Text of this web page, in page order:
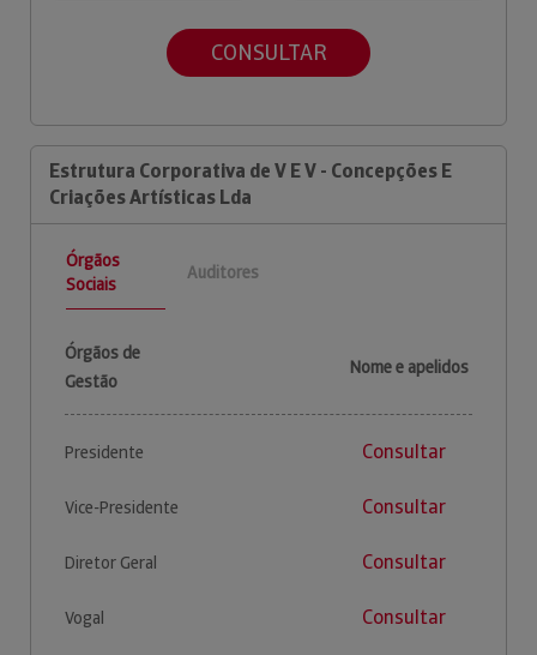
CONSULTAR
Estrutura Corporativa de V E V - Concepções E
Criações Artísticas Lda
Órgãos
Sociais
Auditores
Órgãos de
Gestão
Nome e apelidos
Presidente Consultar
Vice-Presidente Consultar
Diretor Geral Consultar
Vogal Consultar